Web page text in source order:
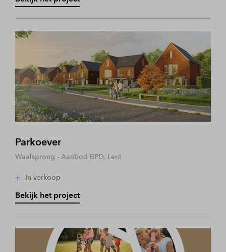
Parkoever
Waalsprong - Aanbod BPD, Lent
In verkoop
Bekijk het project